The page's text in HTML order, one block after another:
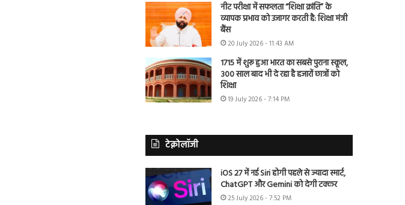
नीट परीक्षा में सफलता “शिक्षा क्रांति” के
व्यापक प्रभाव को उजागर करती है: शिक्षा मंत्री
बैंस
20 July 2026 - 11:43 AM
1715 में शुरू हुआ भारत का सबसे पुराना स्कूल,
300 साल बाद भी दे रहा है हजारों छात्रों को
शिक्षा
19 July 2026 - 7:14 PM
टेक्नोलॉजी
iOS 27 में नई Siri होगी पहले से ज्यादा स्मार्ट,
ChatGPT और Gemini को देगी टक्कर
25 July 2026 - 7:52 PM